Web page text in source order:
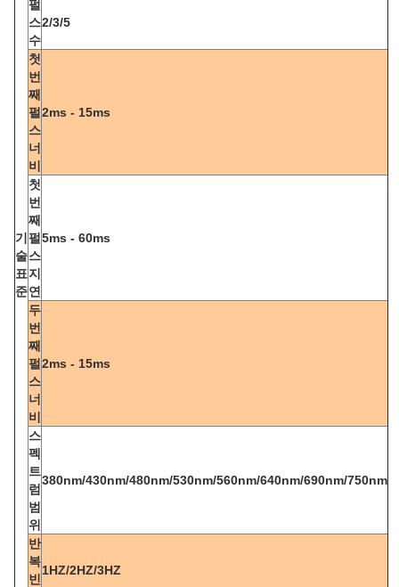
기
술
표
준
펄
스
수
2/3/5
첫
번
째
펄
스
너
비
2ms - 15ms
첫
번
째
펄
스
지
연
5ms - 60ms
두
번
째
펄
스
너
비
2ms - 15ms
스
펙
트
럼
범
위
380nm/430nm/480nm/530nm/560nm/640nm/690nm/750nm
반
복
빈
1HZ/2HZ/3HZ